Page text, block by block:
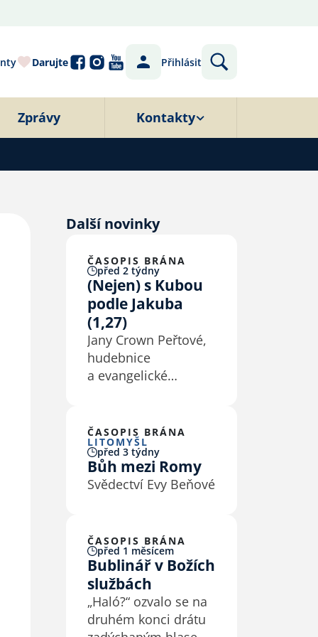
Darujte Přihlásit
Zprávy Kontakty
Další novinky
ČASOPIS BRÁNA
před 2 týdny
(Nejen) s Kubou
podle Jakuba
(1,27)
Jany Crown Peřtové,
hudebnice
a evangelické
ČASOPIS BRÁNA
LITOMYŠL
před 3 týdny
Bůh mezi Romy
Svědectví Evy Beňové
ČASOPIS BRÁNA
před 1 měsícem
Bublinář v Božích
službách
„Haló?“ ozvalo se na
druhém konci drátu